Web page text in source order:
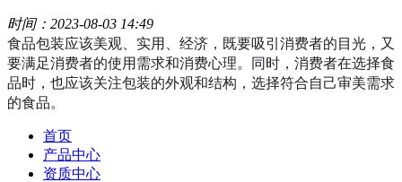
时间：2023-08-03 14:49
食品包装应该美观、实用、经济，既要吸引消费者的目光，又
要满足消费者的使用需求和消费心理。同时，消费者在选择食
品时，也应该关注包装的外观和结构，选择符合自己审美需求
的食品。
首页
产品中心
资质中心